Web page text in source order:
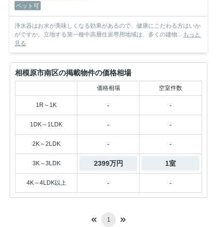
ペット可
浄水器はお水が美味しくなる効果があるので、健康にこだわる方はいか
がですか。立地する第一種中高層住居専用地域は、多くの建物... もっと
見る
相模原市南区の掲載物件の価格相場
価格相場 空室件数
1R～1K - -
1DK～1LDK - -
2K～2LDK - -
3K～3LDK 2399万円 1室
4K～4LDK以上 - -
1